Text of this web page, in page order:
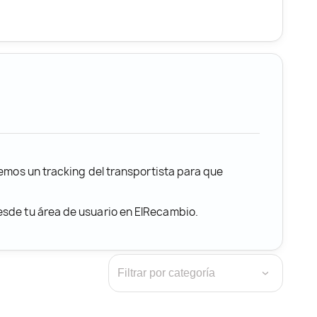
un tracking del transportista para que
tu área de usuario en ElRecambio.
›